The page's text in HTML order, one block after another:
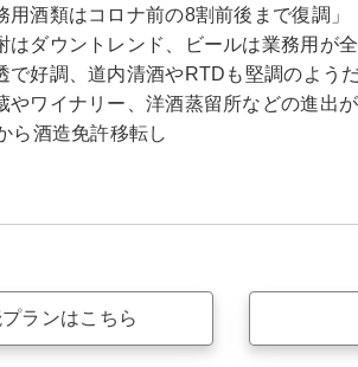
用酒類はコロナ前の8割前後まで復調
はダウントレンド、ビールは業務用が
好調、道内清酒やRTDも堅調のようだ
やワイナリー、洋酒蒸留所などの進出
ら酒造免許移転し
ランはこちら